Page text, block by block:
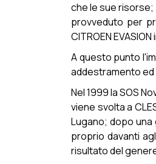
che le sue risorse;
provveduto per
CITROEN
A questo punto
addestramento ed
Nel 1999 la SOS
viene svolta a
Lugano; dopo
proprio davanti
risultato del